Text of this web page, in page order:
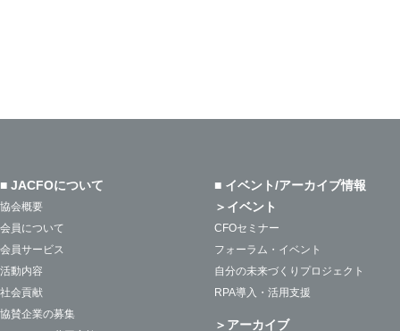
■ JACFOについて
協会概要
会員について
会員サービス
活動内容
社会貢献
協賛企業の募集
■ イベント/アーカイブ情報
＞イベント
CFOセミナー
フォーラム・イベント
自分の未来づくりプロジェクト
RPA導入・活用支援
＞アーカイブ